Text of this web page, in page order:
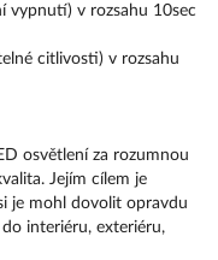
vypnutí) v rozsahu 10sec
citlivosti) v rozsahu
osvětlení za rozumnou
Jejím cílem je
je mohl dovolit opravdu
interiéru, exteriéru,